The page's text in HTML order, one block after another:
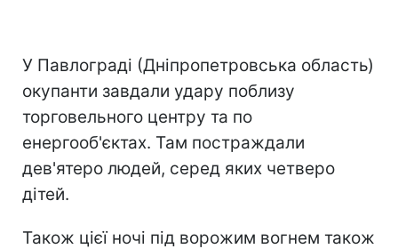
У Павлограді (Дніпропетровська область)
окупанти завдали удару поблизу
торговельного центру та по
енергооб'єктах. Там постраждали
дев'ятеро людей, серед яких четверо
дітей.
Також цієї ночі під ворожим вогнем також